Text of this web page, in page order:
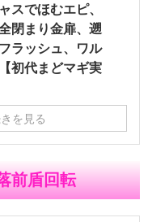
スでほむエピ、
閉まり金扉、遡
ラッシュ、ワル
初代まどマギ実
を見る
前盾回転